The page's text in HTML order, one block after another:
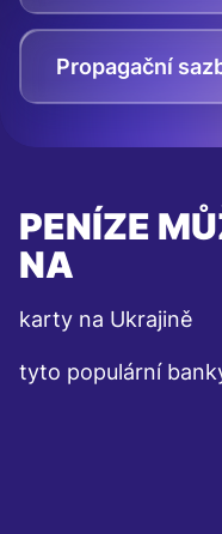
Propagační
PENÍZE
NA
karty na Ukrajině
tyto populární